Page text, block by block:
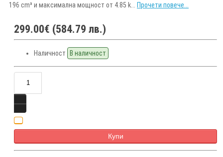
196 cm³ и максимална мощност от 4.85 k... Прочети повече...
299.00€ (584.79 лв.)
Наличност В наличност
Купи